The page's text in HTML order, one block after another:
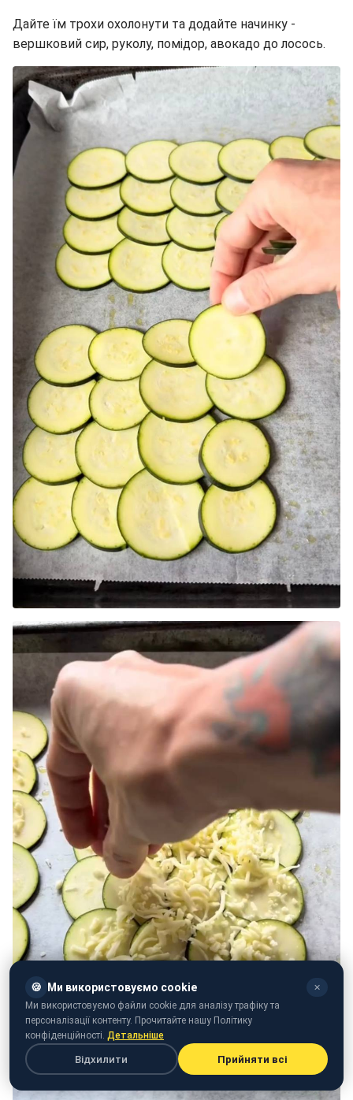
Дайте їм трохи охолонути та додайте начинку -
вершковий сир, руколу, помідор, авокадо до лосось.
🍪 Ми використовуємо cookie ✕
Ми використовуємо файли cookie для аналізу трафіку та
персоналізації контенту. Прочитайте нашу Політику
конфіденційності. Детальніше
Відхилити Прийняти всі